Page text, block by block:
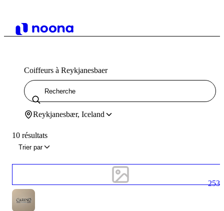
Coiffeurs à Reykjanesbaer
Reykjanesbær, Iceland
10 résultats
Trier par
253